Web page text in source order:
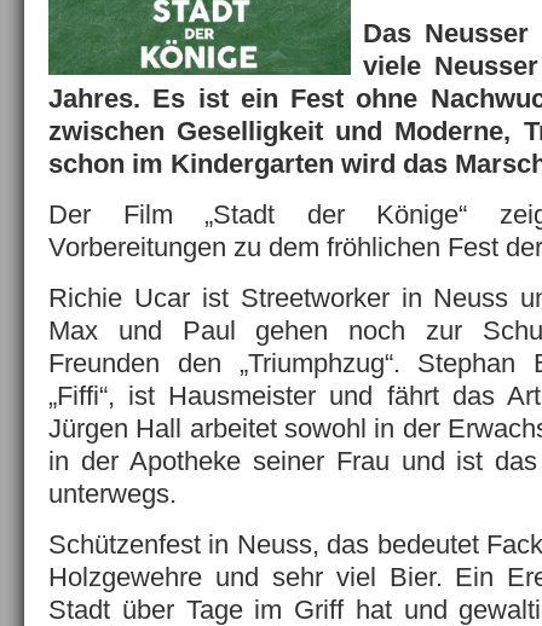
Das
viele
Jahres. Es ist ein Fest ohne
zwischen Geselligkeit und Moderne,
schon im Kindergarten wird das
Der Film „Stadt der Könige“
Vorbereitungen zu dem fröhlichen Fest
Richie Ucar ist Streetworker in Neuss
Max und Paul gehen noch zur
Freunden den „Triumphzug“. Stephan
„Fiffi“, ist Hausmeister und fährt das
Jürgen Hall arbeitet sowohl in der
in der Apotheke seiner Frau und ist
unterwegs.
Schützenfest in Neuss, das bedeutet
Holzgewehre und sehr viel Bier. Ein
Stadt über Tage im Griff hat und